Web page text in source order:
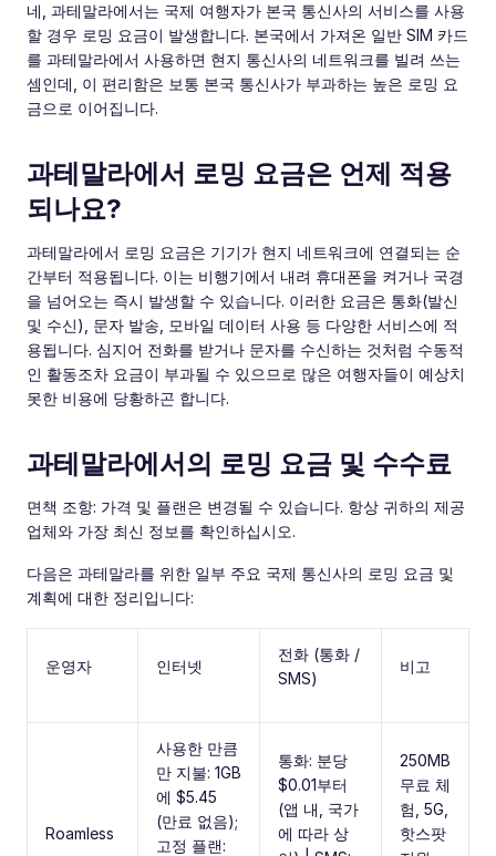
네, 과테말라에서는 국제 여행자가 본국 통신사의 서비스를 사용
할 경우 로밍 요금이 발생합니다. 본국에서 가져온 일반 SIM 카드
를 과테말라에서 사용하면 현지 통신사의 네트워크를 빌려 쓰는
셈인데, 이 편리함은 보통 본국 통신사가 부과하는 높은 로밍 요
금으로 이어집니다.
과테말라에서 로밍 요금은 언제 적용
되나요?
과테말라에서 로밍 요금은 기기가 현지 네트워크에 연결되는 순
간부터 적용됩니다. 이는 비행기에서 내려 휴대폰을 켜거나 국경
을 넘어오는 즉시 발생할 수 있습니다. 이러한 요금은 통화(발신
및 수신), 문자 발송, 모바일 데이터 사용 등 다양한 서비스에 적
용됩니다. 심지어 전화를 받거나 문자를 수신하는 것처럼 수동적
인 활동조차 요금이 부과될 수 있으므로 많은 여행자들이 예상치
못한 비용에 당황하곤 합니다.
과테말라에서의 로밍 요금 및 수수료
면책 조항: 가격 및 플랜은 변경될 수 있습니다. 항상 귀하의 제공
업체와 가장 최신 정보를 확인하십시오.
다음은 과테말라를 위한 일부 주요 국제 통신사의 로밍 요금 및
계획에 대한 정리입니다:
운영자 인터넷
전화 (통화 /
SMS)
비고
Roamless
사용한 만큼
만 지불: 1GB
에 $5.45
(만료 없음);
고정 플랜:
통화: 분당
$0.01부터
(앱 내, 국가
에 따라 상
250MB
무료 체
험, 5G,
핫스팟